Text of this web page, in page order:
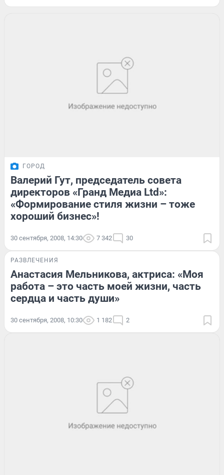
ГОРОД
Валерий Гут, председатель совета
директоров «Гранд Медиа Ltd»:
«Формирование стиля жизни – тоже
хороший бизнес»!
30 сентября, 2008, 14:30 7 342 30
РАЗВЛЕЧЕНИЯ
Анастасия Мельникова, актриса: «Моя
работа – это часть моей жизни, часть
сердца и часть души»
30 сентября, 2008, 10:30 1 182 2